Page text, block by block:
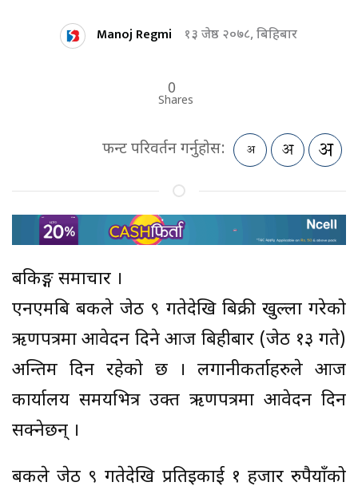
Manoj Regmi १३ जेष्ठ २०७८, बिहिबार
0
Shares
फन्ट परिवर्तन गर्नुहोस:
बैंकिङ्ग समाचार ।
एनएमबि बैंकले जेठ ९ गतेदेखि बिक्री खुल्ला गरेको
ऋणपत्रमा आवेदन दिने आज बिहीबार (जेठ १३ गते)
अन्तिम दिन रहेको छ । लगानीकर्ताहरुले आज
कार्यालय समयभित्र उक्त ऋणपत्रमा आवेदन दिन
सक्नेछन् ।
बैंकले जेठ ९ गतेदेखि प्रतिइकाई १ हजार रुपैयाँको